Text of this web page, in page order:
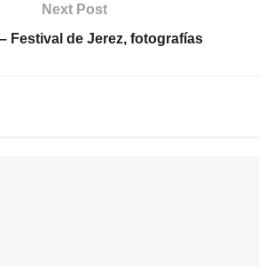
Next Post
Festival de Jerez, fotografías